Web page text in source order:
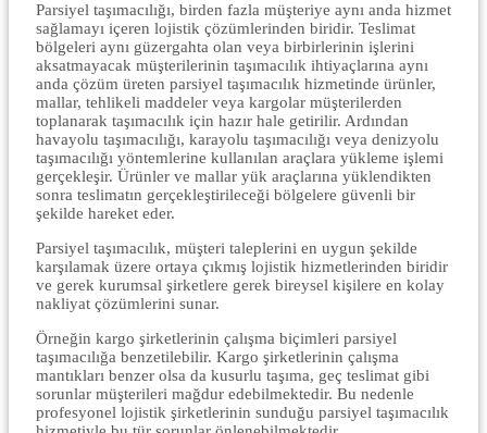
Parsiyel taşımacılığı, birden fazla müşteriye aynı anda hizmet
sağlamayı içeren lojistik çözümlerinden biridir. Teslimat
bölgeleri aynı güzergahta olan veya birbirlerinin işlerini
aksatmayacak müşterilerinin taşımacılık ihtiyaçlarına aynı
anda çözüm üreten parsiyel taşımacılık hizmetinde ürünler,
mallar, tehlikeli maddeler veya kargolar müşterilerden
toplanarak taşımacılık için hazır hale getirilir. Ardından
havayolu taşımacılığı, karayolu taşımacılığı veya denizyolu
taşımacılığı yöntemlerine kullanılan araçlara yükleme işlemi
gerçekleşir. Ürünler ve mallar yük araçlarına yüklendikten
sonra teslimatın gerçekleştirileceği bölgelere güvenli bir
şekilde hareket eder.
Parsiyel taşımacılık, müşteri taleplerini en uygun şekilde
karşılamak üzere ortaya çıkmış lojistik hizmetlerinden biridir
ve gerek kurumsal şirketlere gerek bireysel kişilere en kolay
nakliyat çözümlerini sunar.
Örneğin kargo şirketlerinin çalışma biçimleri parsiyel
taşımacılığa benzetilebilir. Kargo şirketlerinin çalışma
mantıkları benzer olsa da kusurlu taşıma, geç teslimat gibi
sorunlar müşterileri mağdur edebilmektedir. Bu nedenle
profesyonel lojistik şirketlerinin sunduğu parsiyel taşımacılık